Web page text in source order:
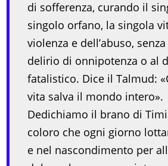
di sofferenza, curando il
singolo orfano, la singola
violenza e dell’abuso,
delirio di onnipotenza o al
fatalistico. Dice il Talmud:
vita salva il mondo intero».
Dedichiamo il brano di
coloro che ogni giorno
e nel nascondimento per